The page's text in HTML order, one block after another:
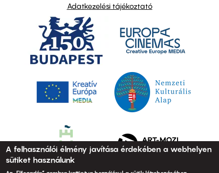
Adatkezelési tájékoztató
A felhasználói élmény javítása érdekében a webhelyen
sütiket használunk